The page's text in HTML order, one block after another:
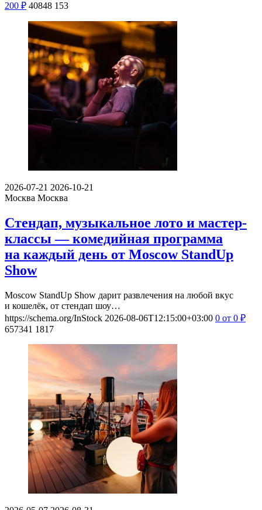
200 ₽ 40848 153
2026-07-21 2026-10-21
Москва Москва
Стендап, музыкальное лото и мастер-
классы — комедийная программа
на каждый день от Moscow StandUp
Show
Moscow StandUp Show дарит развлечения на любой вкус
и кошелёк, от стендап шоу…
https://schema.org/InStock 2026-08-06T12:15:00+03:00 0 от 0 ₽
657341 1817